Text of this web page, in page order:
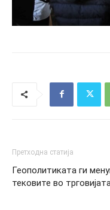
Претходна статија
Геополитиката ги
тековите во